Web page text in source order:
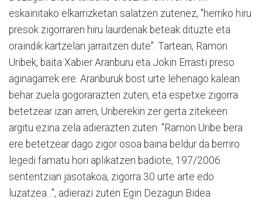
eskainitako elkarrizketan salatzen zutenez, "herriko hiru
presok zigorraren hiru laurdenak beteak dituzte eta
oraindik kartzelan jarraitzen dute". Tartean, Ramon
Uribek, baita Xabier Aranburu eta Jokin Errasti preso
aginagarrek ere. Aranburuk bost urte lehenago kalean
behar zuela gogorarazten zuten, eta espetxe zigorra
betetzear izan arren, Uriberekin zer gerta zitekeen
argitu ezina zela adierazten zuten. "Ramon Uribe bera
ere betetzear dago zigor osoa baina beldur da berriro
legedi famatu hori aplikatzen badiote, 197/2006
sententzian jasotakoa, zigorra 30 urte arte edo
luzatzea...", adierazi zuten Egin Dezagun Bidea